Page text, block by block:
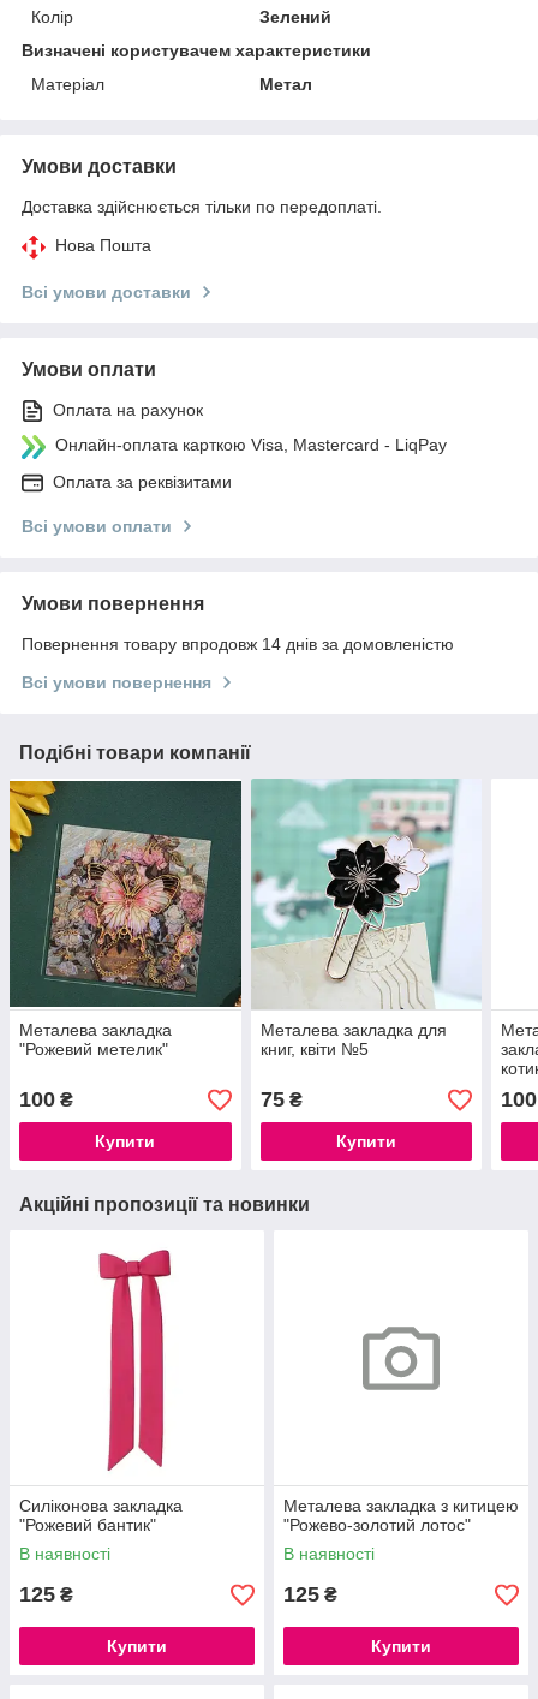
Колір
Зелений
Визначені користувачем характеристики
Матеріал
Метал
Умови доставки
Доставка здійснюється тільки по передоплаті.
Нова Пошта
Всі умови доставки
Умови оплати
Оплата на рахунок
Онлайн-оплата карткою Visa, Mastercard - LiqPay
Оплата за реквізитами
Всі умови оплати
Умови повернення
Повернення товару впродовж 14 днів за домовленістю
Всі умови повернення
Подібні товари компанії
Металева закладка
"Рожевий метелик"
100 ₴
Купити
Металева закладка для
книг, квіти №5
75₴
Купити
100
Акційні пропозиції та новинки
Силіконова закладка
"Рожевий бантик"
В наявності
125 ₴
Купити
Металева закладка з китицею
"Рожево-золотий лотос"
В наявності
125 ₴
Купити